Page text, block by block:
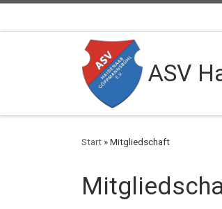
ASV
Start » Mitgliedschaft